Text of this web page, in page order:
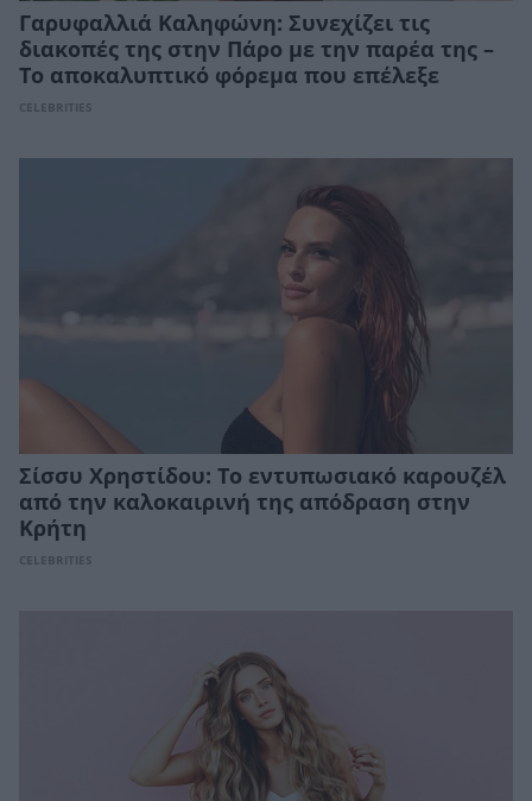
Γαρυφαλλιά Καληφώνη: Συνεχίζει τις
διακοπές της στην Πάρο με την παρέα της –
Το αποκαλυπτικό φόρεμα που επέλεξε
CELEBRITIES
Σίσσυ Χρηστίδου: Το εντυπωσιακό καρουζέλ
από την καλοκαιρινή της απόδραση στην
Κρήτη
CELEBRITIES